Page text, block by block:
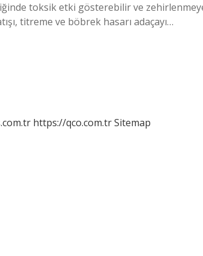
toksik etki gösterebilir ve
titreme ve böbrek hasarı adaçayı…
https://qco.com.trSitemap